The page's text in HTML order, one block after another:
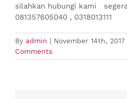
silahkan hubungi kami segera
081357605040 , 0318013111
By admin | November 14th, 2017
Comments